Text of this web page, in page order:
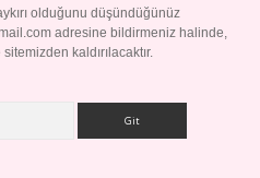
olduğunu düşündüğünüz
adresine bildirmeniz halinde,
kaldırılacaktır.